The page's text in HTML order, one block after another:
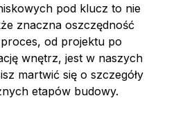
pod klucz to nie
znaczna oszczędność
proces, od projektu po
wnętrz, jest w naszych
martwić się o szczegóły
etapów budowy.